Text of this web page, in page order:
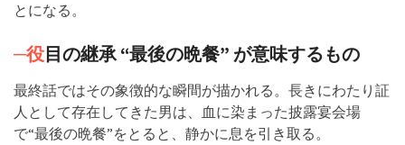
とになる。
─役目の継承 “最後の晩餐” が意味するもの
最終話ではその象徴的な瞬間が描かれる。長きにわたり証
人として存在してきた男は、血に染まった披露宴会場
で“最後の晩餐”をとると、静かに息を引き取る。